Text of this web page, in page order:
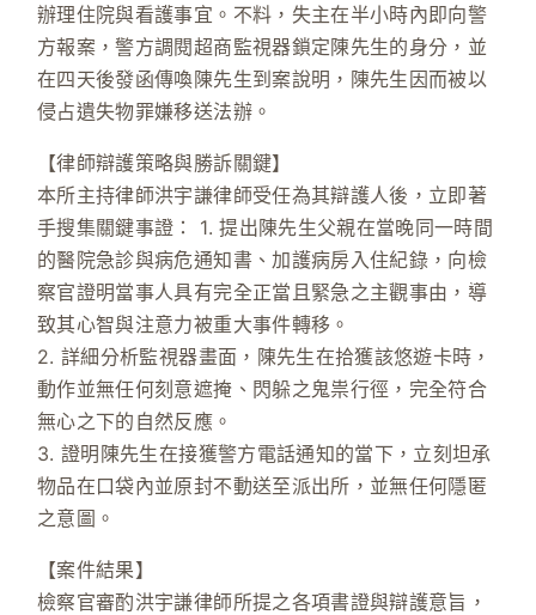
辦理住院與看護事宜。不料，失主在半小時內即向警
方報案，警方調閱超商監視器鎖定陳先生的身分，並
在四天後發函傳喚陳先生到案說明，陳先生因而被以
侵占遺失物罪嫌移送法辦。
【律師辯護策略與勝訴關鍵】
本所主持律師洪宇謙律師受任為其辯護人後，立即著
手搜集關鍵事證： 1. 提出陳先生父親在當晚同一時間
的醫院急診與病危通知書、加護病房入住紀錄，向檢
察官證明當事人具有完全正當且緊急之主觀事由，導
致其心智與注意力被重大事件轉移。
2. 詳細分析監視器畫面，陳先生在拾獲該悠遊卡時，
動作並無任何刻意遮掩、閃躲之鬼祟行徑，完全符合
無心之下的自然反應。
3. 證明陳先生在接獲警方電話通知的當下，立刻坦承
物品在口袋內並原封不動送至派出所，並無任何隱匿
之意圖。
【案件結果】
檢察官審酌洪宇謙律師所提之各項書證與辯護意旨，